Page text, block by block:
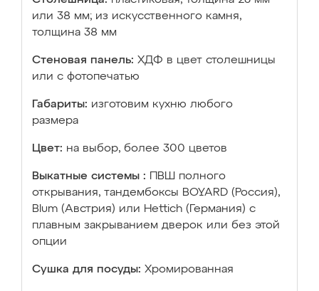
или 38 мм; из искусственного камня,
толщина 38 мм
Стеновая панель: ХДФ в цвет столешницы
или с фотопечатью
Габариты: изготовим кухню любого
размера
Цвет: на выбор, более 300 цветов
Выкатные системы :
ПВШ полного
открывания, тандембоксы BOYARD (Россия),
Blum (Австрия) или Hettich (Германия) с
плавным закрыванием дверок или без этой
опции
Сушка для посуды: Хромированная